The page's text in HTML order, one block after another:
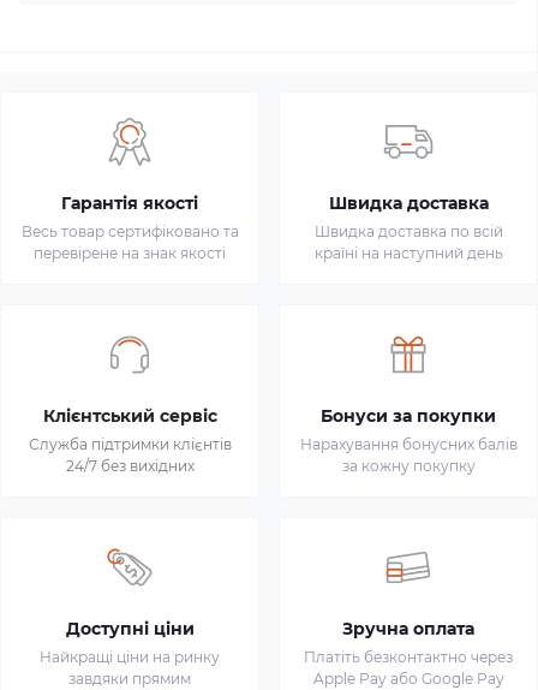
Гарантія якості
Весь товар сертифіковано та
перевірене на знак якості
Швидка доставка
Швидка доставка по всій
країні на наступний день
Клієнтський сервіс
Служба підтримки клієнтів
24/7 без вихідних
Бонуси за покупки
Нарахування бонусних балів
за кожну покупку
Доступні ціни
Найкращі ціни на ринку
завдяки прямим
Зручна оплата
Платіть безконтактно через
Apple Pay або Google Pay